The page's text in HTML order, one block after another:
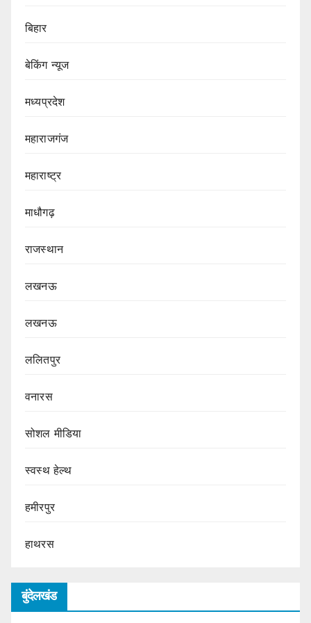
बिहार
बेकिंग न्यूज
मध्यप्रदेश
महाराजगंज
महाराष्ट्र
माधौगढ़
राजस्थान
लखनऊ
लखनऊ
ललितपुर
वनारस
सोशल मीडिया
स्वस्थ हेल्थ
हमीरपुर
हाथरस
बुंदेलखंड